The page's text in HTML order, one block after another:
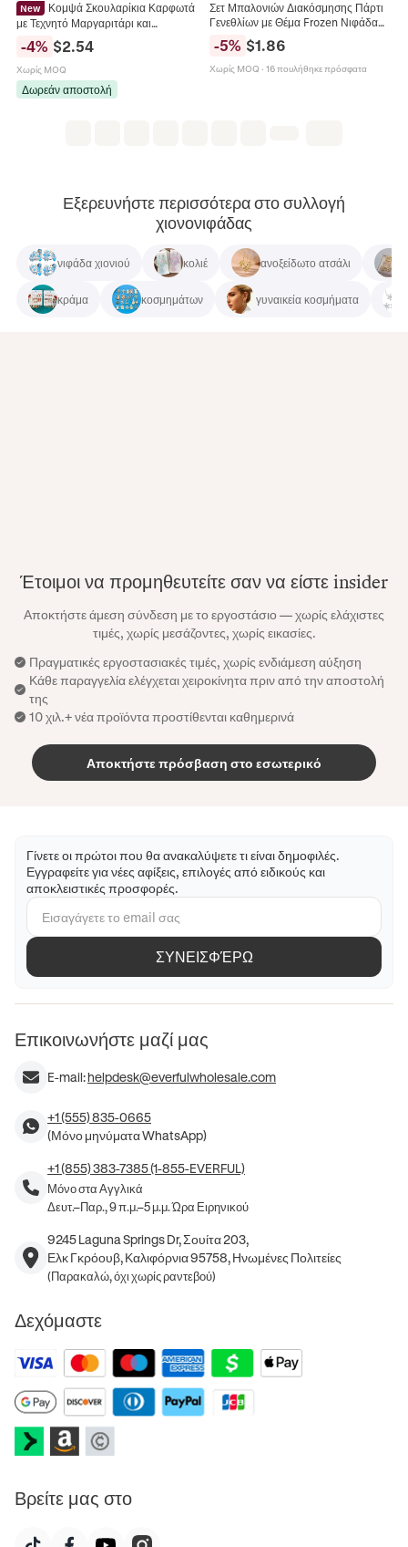
New
Κομψά Σκουλαρίκια Καρφωτά
με Τεχνητό Μαργαριτάρι και
Χιονονιφάδα Ζιργκόν Με Καρφίτσα
από Ασήμι 925 για Γυναίκες
Χειμερινά Κοσμήματα
-4% $2.54
Χωρίς MOQ
Δωρεάν αποστολή
Σετ Μπαλονιών Διακόσμησης Πάρτι
Γενεθλίων με Θέμα Frozen Νιφάδα
Χιονιού Στέμμα Αριθμός Μπαλόνια
για Παιδιά
-5% $1.86
Χωρίς MOQ · 16 πουλήθηκε πρόσφατα
Εξερευνήστε περισσότερα στο συλλογή
χιονονιφάδας
νιφάδα χιονιού κολιέ ανοξείδωτο ατσάλι
κράμα κοσμημάτων γυναικεία κοσμήματα
Έτοιμοι να προμηθευτείτε σαν να είστε insider
Αποκτήστε άμεση σύνδεση με το εργοστάσιο — χωρίς ελάχιστες
τιμές, χωρίς μεσάζοντες, χωρίς εικασίες.
Πραγματικές εργοστασιακές τιμές, χωρίς ενδιάμεση αύξηση
Κάθε παραγγελία ελέγχεται χειροκίνητα πριν από την αποστολή
της
10 χιλ.+ νέα προϊόντα προστίθενται καθημερινά
Αποκτήστε πρόσβαση στο εσωτερικό
Γίνετε οι πρώτοι που θα ανακαλύψετε τι είναι δημοφιλές.
Εγγραφείτε για νέες αφίξεις, επιλογές από ειδικούς και
αποκλειστικές προσφορές.
ΣΥΝΕΙΣΦΈΡΩ
Επικοινωνήστε μαζί μας
E-mail:helpdesk@everfulwholesale.com
+1 (555) 835-0665
(Μόνο μηνύματα WhatsApp)
+1 (855) 383-7385 (1-855-EVERFUL)
Μόνο στα Αγγλικά
Δευτ.–Παρ., 9 π.μ.–5 μ.μ. Ώρα Ειρηνικού
9245 Laguna Springs Dr, Σουίτα 203,
Ελκ Γκρόουβ, Καλιφόρνια 95758, Ηνωμένες Πολιτείες
(Παρακαλώ, όχι χωρίς ραντεβού)
Δεχόμαστε
Βρείτε μας στο